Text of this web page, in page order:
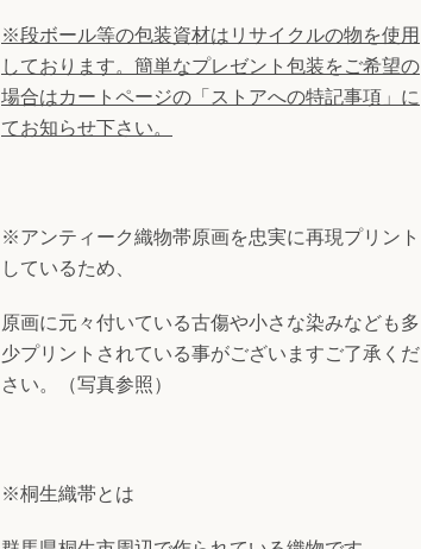
※段ボール等の包装資材はリサイクルの物を使用
しております。 簡単なプレゼント包装をご希望の
場合はカートページの「ストアへの特記事項」に
てお知らせ下さい。
※アンティーク織物帯原画を忠実に再現プリント
しているため、
原画に元々付いている古傷や小さな染みなども多
少プリントされている事がございますご了承くだ
さい。（写真参照）
※桐生織帯とは